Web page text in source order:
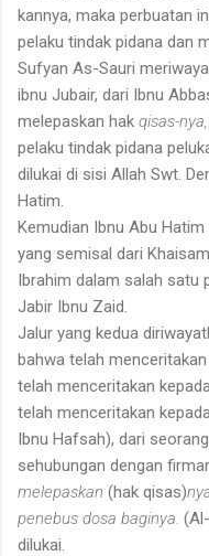
kannya, maka perbuatan
pelaku tindak pidana dan
Sufyan As-Sauri
ibnu Jubair, dari Ibnu
melepaskan hak qisas-nya,
pelaku tindak pidana
dilukai di sisi Allah Swt.
Hatim.
Kemudian Ibnu Abu
yang semisal dari
Ibrahim dalam salah satu
Jabir Ibnu Zaid.
Jalur yang kedua
bahwa telah
telah menceritakan
telah menceritakan
Ibnu Hafsah), dari
sehubungan dengan
melepaskan (hak qisas)
penebus dosa baginya.
dilukai.